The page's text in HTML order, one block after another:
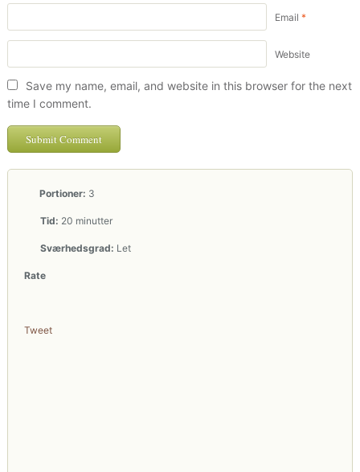
Email *
Website
Save my name, email, and website in this browser for the next
time I comment.
Portioner: 3
Tid: 20 minutter
Sværhedsgrad: Let
Rate
Tweet